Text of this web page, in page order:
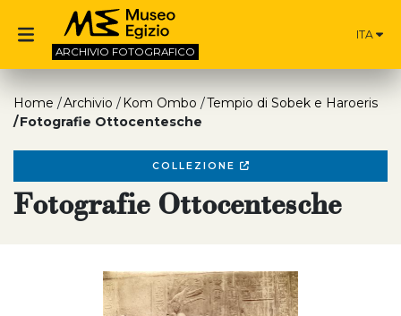
ARCHIVIO FOTOGRAFICO
ITA
Home Archivio Kom Ombo
Tempio di Sobek e Haroeris
Fotografie Ottocentesche
COLLEZIONE
Fotografie Ottocentesche